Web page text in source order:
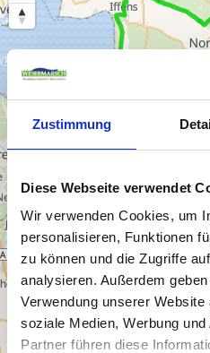
Zustimmung
Diese Webseite verwendet
Wir verwenden Cookies, um
personalisieren, Funktionen
zu können und die Zugriffe
analysieren. Außerdem
Verwendung unserer
soziale Medien, Werbung
Partner führen diese